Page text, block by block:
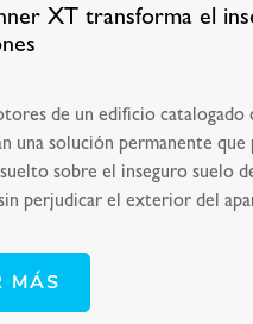
XT transforma el
de un edificio catalogado
una solución permanente que
sobre el inseguro suelo
perjudicar el exterior del
MÁS